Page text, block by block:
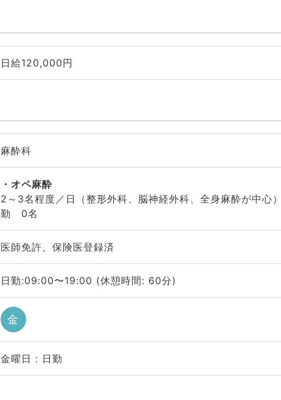
ーツ整形外科、大腸・肛門
外科、その他、産業医、科
日給120,000円
麻酔科
オペ麻酔
2～3名程度／日（整形外科、脳神経外科、全身麻酔が中心
勤 0名
医師免許、保険医登録済
日勤:09:00〜19:00 (休憩時間: 60分)
金
金曜日 : 日勤